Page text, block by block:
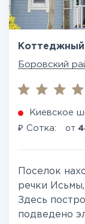
Боровский
Киевское
₽ Сотка: от
Поселок
речки Исьмы,
Здесь
подведено